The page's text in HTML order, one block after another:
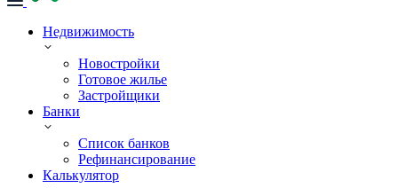
Недвижимость
Новостройки
Готовое жилье
Застройщики
Банки
Список банков
Рефинансирование
Калькулятор